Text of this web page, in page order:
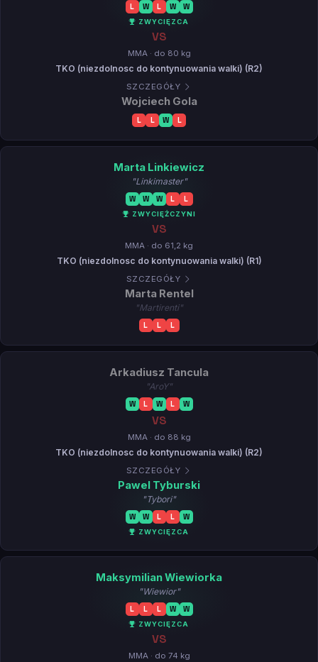
L W L W W
ZWYCIĘZCA
VS
MMA · do 80 kg
TKO (niezdolnosc do kontynuowania walki) (R2)
SZCZEGÓŁY
Wojciech Gola
L L W L
Marta Linkiewicz
"Linkimaster"
W W W L L
ZWYCIĘŻCZYNI
VS
MMA · do 61,2 kg
TKO (niezdolnosc do kontynuowania walki) (R1)
SZCZEGÓŁY
Marta Rentel
"Martirenti"
L L L
Arkadiusz Tancula
"AroY"
W L W L W
VS
MMA · do 88 kg
TKO (niezdolnosc do kontynuowania walki) (R2)
SZCZEGÓŁY
Pawel Tyburski
"Tybori"
W W L L W
ZWYCIĘZCA
Maksymilian Wiewiorka
"Wiewior"
L L L W W
ZWYCIĘZCA
VS
MMA · do 74 kg